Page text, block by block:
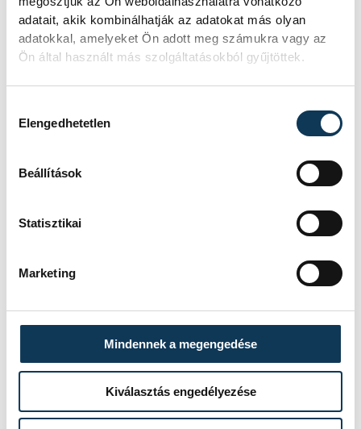
adatait, akik kombinálhatják az adatokat más olyan
adatokkal, amelyeket Ön adott meg számukra vagy az
Ön által használt más szolgáltatásokból gyűjtöttek.
Elengedhetetlen
Beállítások
Statisztikai
Marketing
Mindennek a megengedése
Kiválasztás engedélyezése
be, hogyan teszik izgalmassá a
természettudományok
megismerését.
napfogyatkozás és
csillaghullás is vár ránk
augusztus 12-én éjjel tetőzik majd a
napfogyatkozást is meg lehet majd
Lekapcsolják Veszprém
díszkivilágítását,
elzárják a szökőkutakat